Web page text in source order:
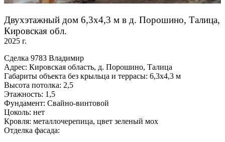
Двухэтажный дом 6,3х4,3 м в д. Порошино, Талица,
Кировская обл.
2025 г.
Сделка 9783 Владимир
Адрес: Кировская область, д. Порошино, Талица
Габариты объекта без крыльца и террасы: 6,3х4,3 м
Высота потолка: 2,5
Этажность: 1,5
Фундамент: Свайно-винтовой
Цоколь: нет
Кровля: металлочерепица, цвет зеленый мох
Отделка фасада: